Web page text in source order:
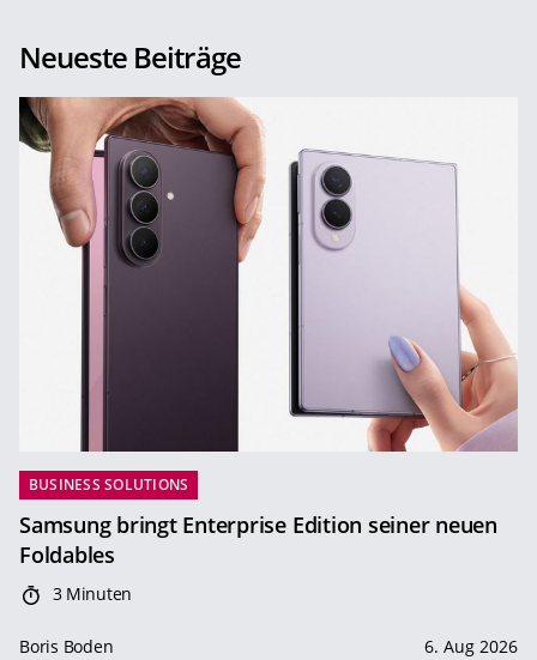
Neueste Beiträge
BUSINESS SOLUTIONS
Samsung bringt Enterprise Edition seiner neuen
Foldables
3 Minuten
Boris Boden 6. Aug 2026